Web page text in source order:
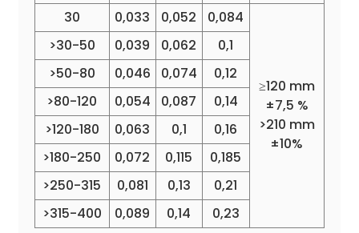
30
0,033 0,052 0,084
≥120 mm
±7,5 %
>210 mm
±10%
>30-50 0,039 0,062
0,1
>50-80
0,046 0,074
0,12
>80-120
0,054 0,087
0,14
>120-180
0,063 0,1
0,16
>180-250
0,072 0,115
0,185
>250-315
0,081 0,13
0,21
>315-400
0,089 0,14 0,23